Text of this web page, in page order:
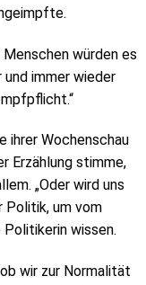
würden es
und immer wieder
ihrer Wochenschau
Erzählung stimme,
„Oder wird uns
Politik, um vom
Politikerin wissen.
wir zur Normalität